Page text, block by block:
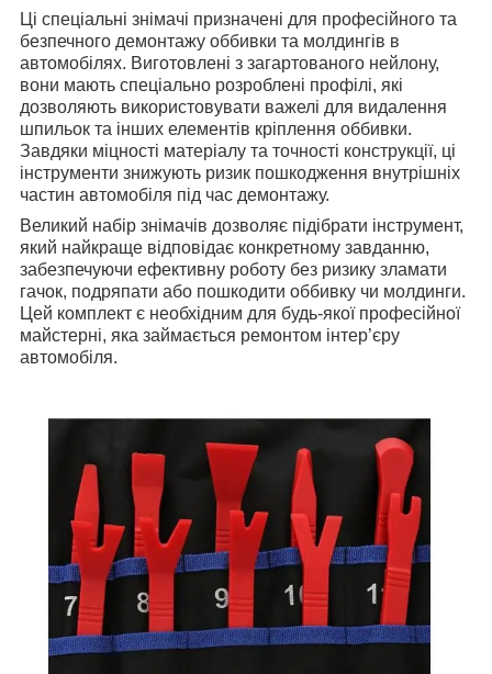
Ці спеціальні знімачі призначені для професійного та
безпечного демонтажу оббивки та молдингів в
автомобілях. Виготовлені з загартованого нейлону,
вони мають спеціально розроблені профілі, які
дозволяють використовувати важелі для видалення
шпильок та інших елементів кріплення оббивки.
Завдяки міцності матеріалу та точності конструкції, ці
інструменти знижують ризик пошкодження внутрішніх
частин автомобіля під час демонтажу.
Великий набір знімачів дозволяє підібрати інструмент,
який найкраще відповідає конкретному завданню,
забезпечуючи ефективну роботу без ризику зламати
гачок, подряпати або пошкодити оббивку чи молдинги.
Цей комплект є необхідним для будь-якої професійної
майстерні, яка займається ремонтом інтер’єру
автомобіля.